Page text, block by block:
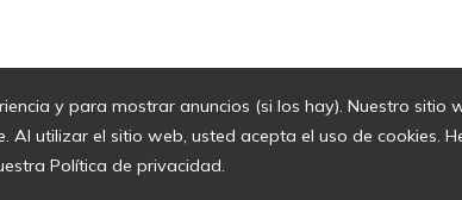
y para mostrar anuncios (si los hay). Nuestro sitio
Al utilizar el sitio web, usted acepta el uso de cookies.
Política de privacidad.
© 2026 Todos los derechos Reservados.